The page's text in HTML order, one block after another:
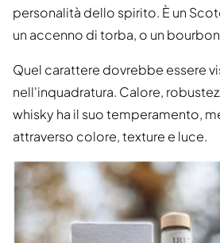
personalità dello spirito. È un
un accenno di torba, o un
Quel carattere dovrebbe essere
nell'inquadratura. Calore,
whisky ha il suo temperamento,
attraverso colore, texture e luce.